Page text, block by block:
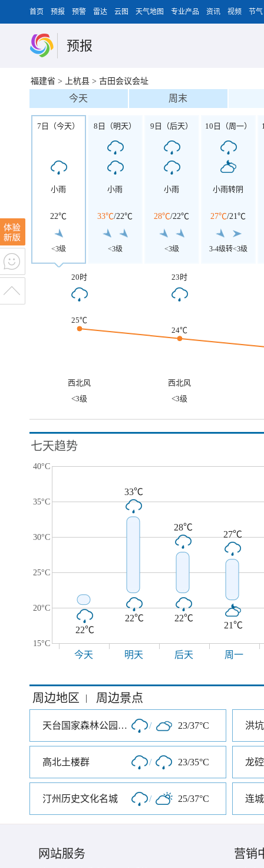
首页 预报 预警 雷达 云图 天气地图 专业产品 资讯 视频 节气
预报
福建省 > 上杭县 > 古田会议会址
今天 周末
7日（今天）
小雨
22℃
<3级
8日（明天）
小雨
33℃/22℃
<3级
9日（后天）
小雨
28℃/22℃
<3级
10日（周一）
小雨转阴
27℃/21℃
3-4级转<3级
20时 23时
25℃
24℃
西北风
西北风
<3级
<3级
七天趋势
40°C
35°C
30°C
25°C
20°C
15°C
22℃
33℃
22℃
28℃
22℃
27℃
21℃
今天 明天 后天 周一
周边地区 | 周边景点
天台国家森林公园水上茶乡九鹏溪 / 23/37°C 洪
高北土楼群 / 23/35°C 龙
汀州历史文化名城 / 25/37°C 连
网站服务 营销